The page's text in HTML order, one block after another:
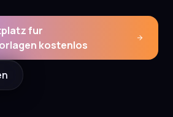
fur
kostenlos